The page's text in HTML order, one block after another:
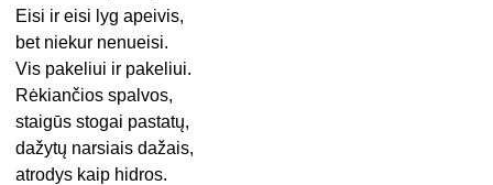
Eisi ir eisi lyg apeivis,
bet niekur nenueisi.
Vis pakeliui ir pakeliui.
Rėkiančios spalvos,
staigūs stogai pastatų,
dažytų narsiais dažais,
atrodys kaip hidros.